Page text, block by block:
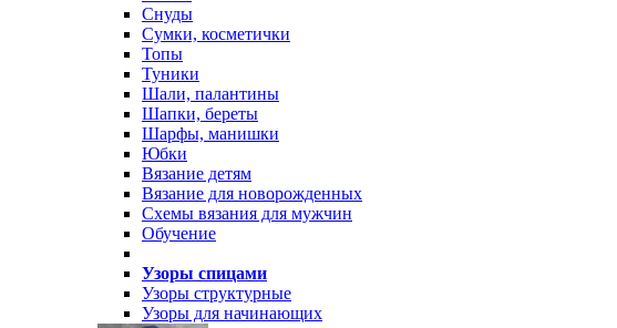
Снуды
Сумки, косметички
Топы
Туники
Шали, палантины
Шапки, береты
Шарфы, манишки
Юбки
Вязание детям
Вязание для новорожденных
Схемы вязания для мужчин
Обучение
Узоры спицами
Узоры структурные
Узоры для начинающих